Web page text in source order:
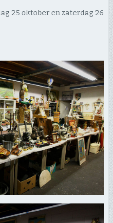
25 oktober en zaterdag 26